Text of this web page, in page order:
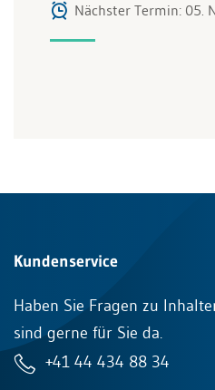
Nächster Termin: 05.
Kundenservice
Haben Sie Fragen zu
sind gerne für Sie da.
+41 44 434 88 34